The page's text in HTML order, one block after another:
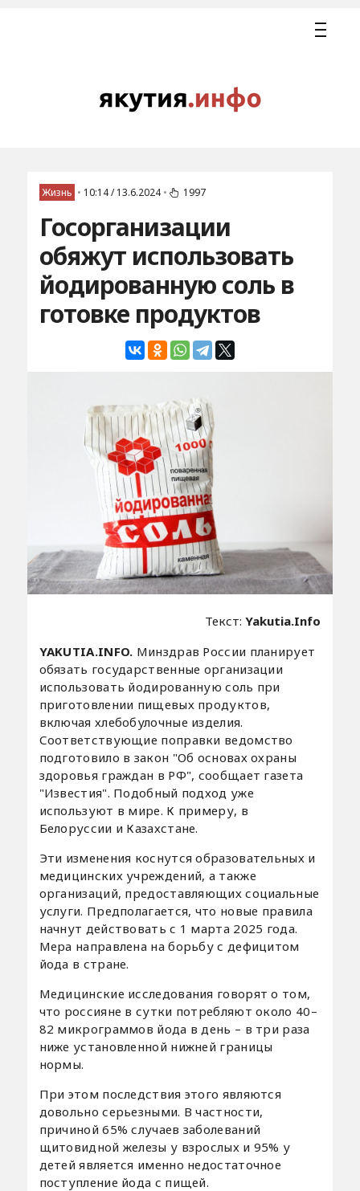
Жизнь • 10:14 / 13.6.2024 • 1997
Госорганизации
обяжут использовать
йодированную соль в
готовке продуктов
Текст:Yakutia.Info
YAKUTIA.INFO. Минздрав России планирует
обязать государственные организации
использовать йодированную соль при
приготовлении пищевых продуктов,
включая хлебобулочные изделия.
Соответствующие поправки ведомство
подготовило в закон "Об основах охраны
здоровья граждан в РФ", сообщает газета
"Известия". Подобный подход уже
используют в мире. К примеру, в
Белоруссии и Казахстане.
Эти изменения коснутся образовательных и
медицинских учреждений, а также
организаций, предоставляющих социальные
услуги. Предполагается, что новые правила
начнут действовать с 1 марта 2025 года.
Мера направлена на борьбу с дефицитом
йода в стране.
Медицинские исследования говорят о том,
что россияне в сутки потребляют около 40–
82 микрограммов йода в день – в три раза
ниже установленной нижней границы
нормы.
При этом последствия этого являются
довольно серьезными. В частности,
причиной 65% случаев заболеваний
щитовидной железы у взрослых и 95% у
детей является именно недостаточное
поступление йода с пищей.